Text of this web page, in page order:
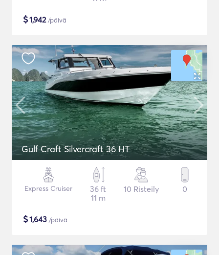
$1,942/päivä
Gulf Craft Silvercraft 36 HT
Express Cruiser
36 ft
11 m
10 Risteily 0
$1,643 /päivä